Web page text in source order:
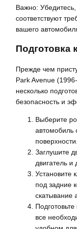
Важно:
соответствуют
вашего
Подготовка
Прежде чем
Park Avenue
несколько
безопасность и
Выберите
автомобиль
поверхности.
Заглушите
двигатель и
Установите
под задние
скатывание
все